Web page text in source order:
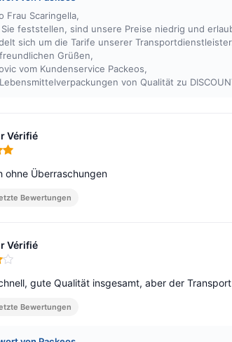
Frau Scaringella,
Sie feststellen, sind unsere Preise niedrig und
sich um die Tarife unserer
Grüßen,
vom Kundenservice Packeos,
von Qualität zu
Vérifié
von 5
ohne Überraschungen
Bewertungen
Vérifié
4 von 5
gute Qualität insgesamt, aber der
Bewertungen